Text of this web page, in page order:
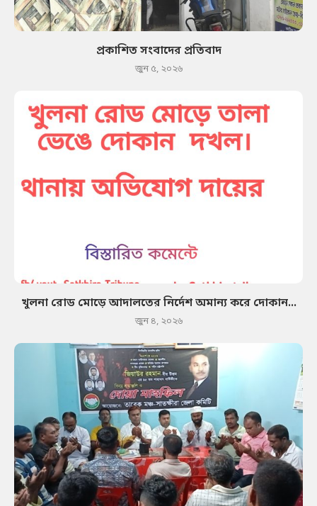
প্রকাশিত সংবাদের প্রতিবাদ
জুন ৫, ২০২৬
খুলনা রোড মোড়ে আদালতের নির্দেশ অমান্য করে দোকান...
জুন ৪, ২০২৬